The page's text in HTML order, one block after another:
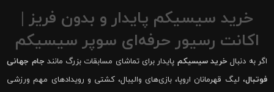
خرید سیسیکم پایدار و بدون فریز |
اکانت رسیور حرفه‌ای سوپر سیسیکم
اگر به دنبال خرید سیسیکم پایدار برای تماشای مسابقات بزرگ مانند جام جهانی
فوتبال، لیگ قهرمانان اروپا، بازی‌های والیبال، کشتی و رویدادهای مهم ورزشی